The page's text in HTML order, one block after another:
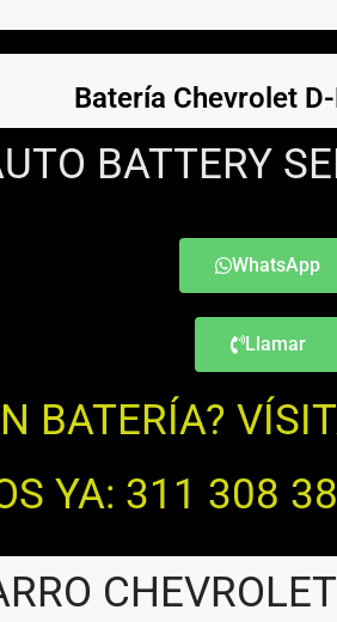
Batería Chevrolet
BATTERY
WhatsApp
Llamar
BATERÍA?
YA: 311 308